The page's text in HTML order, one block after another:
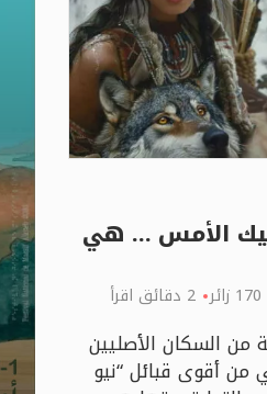
الأمس … هي
170 زائر 2 دقائق اقرأ
قبيلة من السكان الأصليين
من أقوى قبائل “نيو